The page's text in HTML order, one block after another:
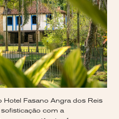
Hotel Fasano Angra dos Reis
com a